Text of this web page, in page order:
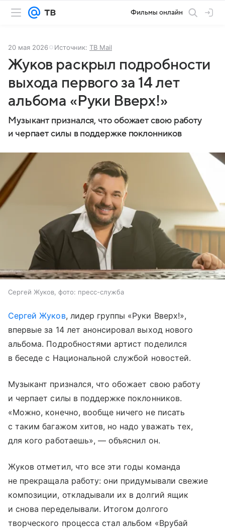
Фильмы онлайн
20 мая 2026 Источник: ТВ Mail
Жуков раскрыл подробности
выхода первого за 14 лет
альбома «Руки Вверх!»
Музыкант признался, что обожает свою работу
и черпает силы в поддержке поклонников
Сергей Жуков, фото: пресс-служба
Сергей Жуков, лидер группы «Руки Вверх!»,
впервые за 14 лет анонсировал выход нового
альбома. Подробностями артист поделился
в беседе с Национальной службой новостей.
Музыкант признался, что обожает свою работу
и черпает силы в поддержке поклонников.
«Можно, конечно, вообще ничего не писать
с таким багажом хитов, но надо уважать тех,
для кого работаешь», — объяснил он.
Жуков отметил, что все эти годы команда
не прекращала работу: они придумывали свежие
композиции, откладывали их в долгий ящик
и снова переделывали. Итогом долгого
творческого процесса стал альбом «Врубай